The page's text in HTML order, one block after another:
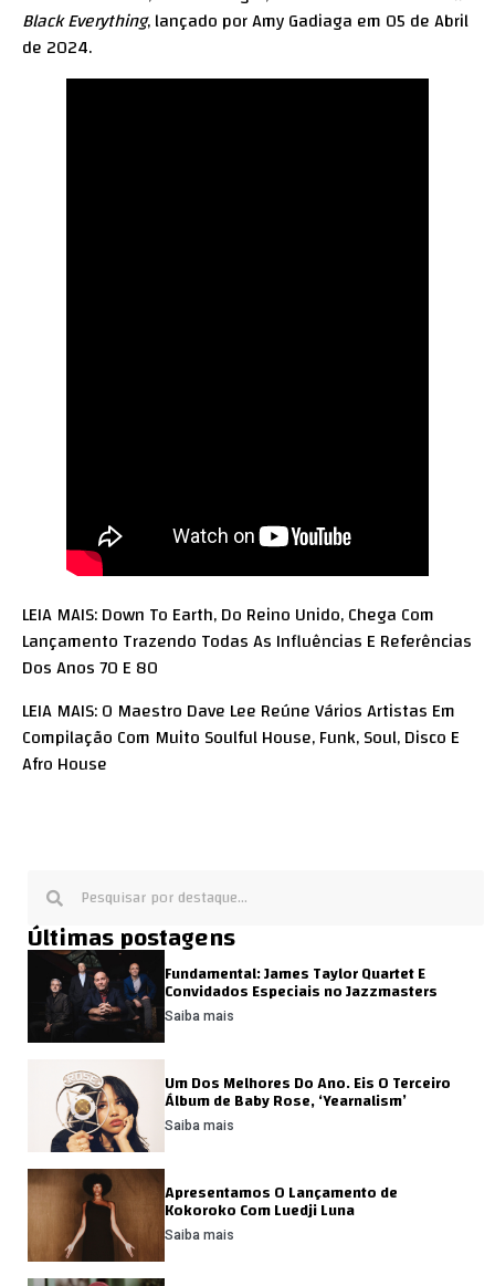
Black Everything, lançado por Amy Gadiaga em 05 de Abril
de 2024.
LEIA MAIS: Down To Earth, Do Reino Unido, Chega Com
Lançamento Trazendo Todas As Influências E Referências
Dos Anos 70 E 80
LEIA MAIS: O Maestro Dave Lee Reúne Vários Artistas Em
Compilação Com Muito Soulful House, Funk, Soul, Disco E
Afro House
Últimas postagens
Fundamental: James Taylor Quartet E
Convidados Especiais no Jazzmasters
Saiba mais
Um Dos Melhores Do Ano. Eis O Terceiro
Álbum de Baby Rose, ‘Yearnalism’
Saiba mais
Apresentamos O Lançamento de
Kokoroko Com Luedji Luna
Saiba mais